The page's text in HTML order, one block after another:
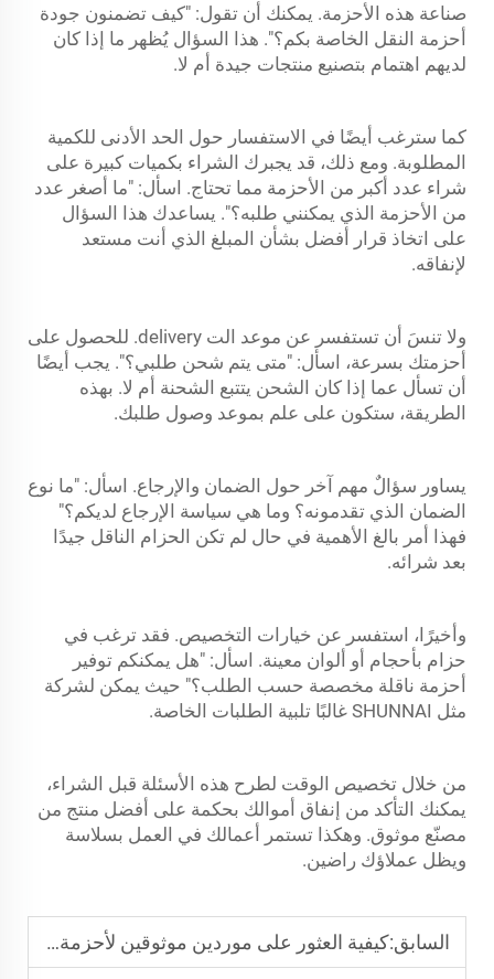
صناعة هذه الأحزمة. يمكنك أن تقول: "كيف تضمنون جودة
أحزمة النقل الخاصة بكم؟". هذا السؤال يُظهر ما إذا كان
لديهم اهتمام بتصنيع منتجات جيدة أم لا.
كما سترغب أيضًا في الاستفسار حول الحد الأدنى للكمية
المطلوبة. ومع ذلك، قد يجبرك الشراء بكميات كبيرة على
شراء عدد أكبر من الأحزمة مما تحتاج. اسأل: "ما أصغر عدد
من الأحزمة الذي يمكنني طلبه؟". يساعدك هذا السؤال
على اتخاذ قرار أفضل بشأن المبلغ الذي أنت مستعد
لإنفاقه.
ولا تنسَ أن تستفسر عن موعد الت delivery. للحصول على
أحزمتك بسرعة، اسأل: "متى يتم شحن طلبي؟". يجب أيضًا
أن تسأل عما إذا كان الشحن يتتبع الشحنة أم لا. بهذه
الطريقة، ستكون على علم بموعد وصول طلبك.
يساور سؤالٌ مهم آخر حول الضمان والإرجاع. اسأل: "ما نوع
الضمان الذي تقدمونه؟ وما هي سياسة الإرجاع لديكم؟"
فهذا أمر بالغ الأهمية في حال لم تكن الحزام الناقل جيدًا
بعد شرائه.
وأخيرًا، استفسر عن خيارات التخصيص. فقد ترغب في
حزام بأحجام أو ألوان معينة. اسأل: "هل يمكنكم توفير
أحزمة ناقلة مخصصة حسب الطلب؟" حيث يمكن لشركة
مثل SHUNNAI غالبًا تلبية الطلبات الخاصة.
من خلال تخصيص الوقت لطرح هذه الأسئلة قبل الشراء،
يمكنك التأكد من إنفاق أموالك بحكمة على أفضل منتج من
مصنّع موثوق. وهكذا تستمر أعمالك في العمل بسلاسة
ويظل عملاؤك راضين.
السابق:كيفية العثور على موردين موثوقين لأحزمة النقل في المعدات الإلكترونية